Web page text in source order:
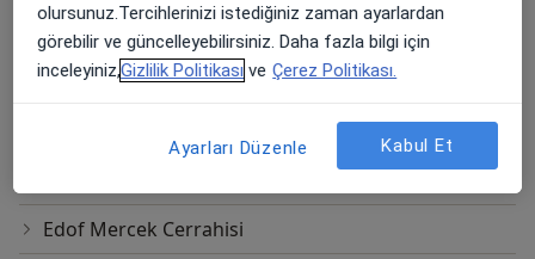
Blefaroplasti
Blefarospazm Tedavisi
Edof Mercek Cerrahisi
olursunuz.Tercihlerinizi istediğiniz zaman ayarlardan
görebilir ve güncelleyebilirsiniz. Daha fazla bilgi için
inceleyiniz,Gizlilik Politikası ve Çerez Politikası.
Ayarları Düzenle Kabul Et